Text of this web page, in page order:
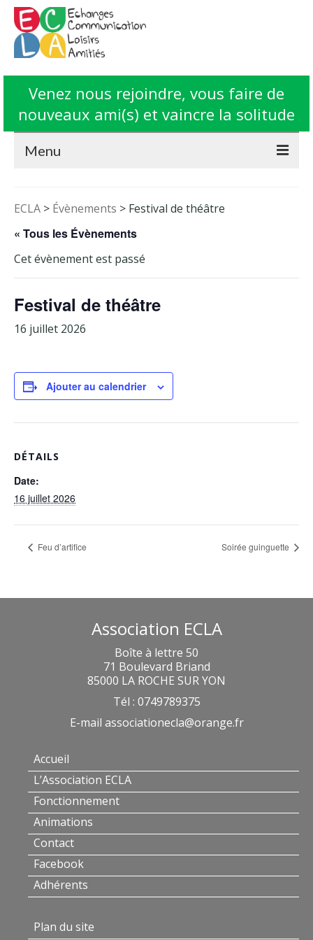
Venez nous rejoindre, vous faire de
nouveaux ami(s) et vaincre la solitude
Menu
L’Association ECLA
Contact
Facebook
ECLA > Évènements > Festival de théâtre
« Tous les Évènements
Cet évènement est passé
Festival de théâtre
16 juillet 2026
Ajouter au calendrier
DÉTAILS
Date:
16 juillet 2026
Feu d’artifice Soirée guinguette
Association ECLA
Boîte à lettre 50
71 Boulevard Briand
85000 LA ROCHE SUR YON
Tél : 0749789375
E-mail associationecla@orange.fr
Accueil
L’Association ECLA
Fonctionnement
Animations
Contact
Facebook
Adhérents
Plan du site